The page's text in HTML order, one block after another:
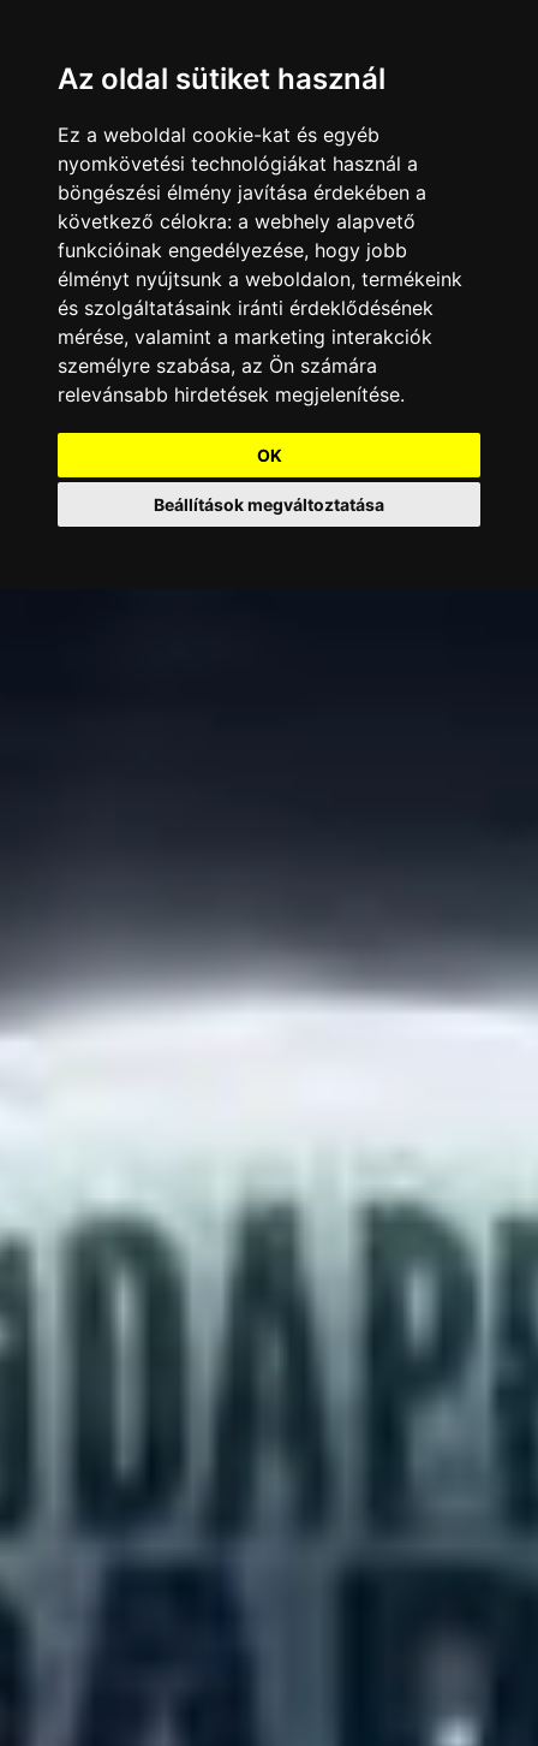
Az oldal sütiket használ
Ez a weboldal cookie-kat és egyéb
nyomkövetési technológiákat használ a
böngészési élmény javítása érdekében a
következő célokra: a webhely alapvető
funkcióinak engedélyezése, hogy jobb
élményt nyújtsunk a weboldalon, termékeink
és szolgáltatásaink iránti érdeklődésének
mérése, valamint a marketing interakciók
személyre szabása, az Ön számára
relevánsabb hirdetések megjelenítése.
OK
Beállítások megváltoztatása
PRODUKCIÓK KONCERTEK